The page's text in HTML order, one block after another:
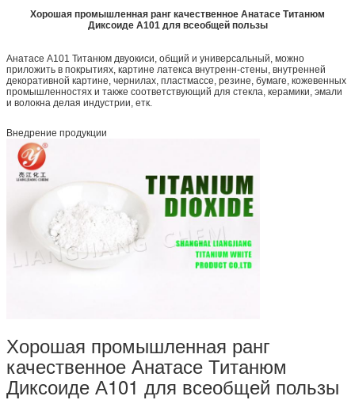
Хорошая промышленная ранг качественное Анатасе Титанюм
Диксоиде А101 для всеобщей пользы
Анатасе А101 Титанюм двуокиси, общий и универсальный, можно
приложить в покрытиях, картине латекса внутренн-стены, внутренней
декоративной картине, чернилах, пластмассе, резине, бумаге, кожевенных
промышленностях и также соответствующий для стекла, керамики, эмали
и волокна делая индустрии, етк.
Внедрение продукции
Хорошая промышленная ранг
качественное Анатасе Титанюм
Диксоиде А101 для всеобщей пользы